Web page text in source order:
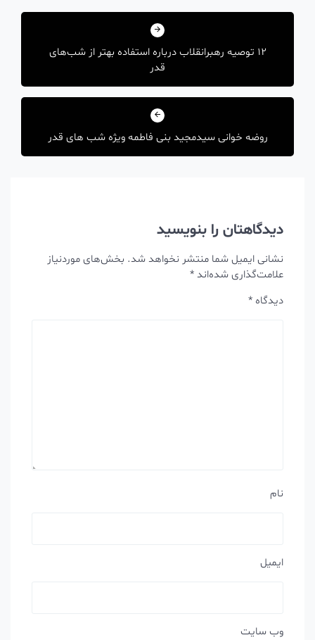
راهبری
١٢ توصيه رهبرانقلاب درباره استفاده بهتر از شب‌های
قدر
روضه خوانی سیدمجید بنی فاطمه ویژه شب های قدر
دیدگاهتان را بنویسید
نشانی ایمیل شما منتشر نخواهد شد. بخش‌های موردنیاز
علامت‌گذاری شده‌اند*
دیدگاه *
نام
ایمیل
وب‌ سایت